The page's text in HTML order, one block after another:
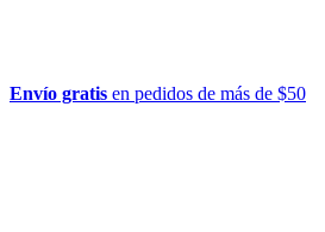
Envío gratis en pedidos de más de $50